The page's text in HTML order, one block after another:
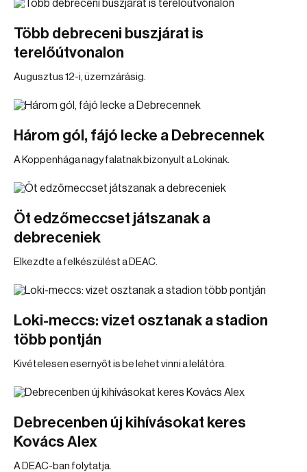
Több debreceni buszjárat is
terelőútvonalon
Augusztus 12-i, üzemzárásig.
Három gól, fájó lecke a Debrecennek
A Koppenhága nagy falatnak bizonyult a Lokinak.
Öt edzőmeccset játszanak a
debreceniek
Elkezdte a felkészülést a DEAC.
Loki-meccs: vizet osztanak a stadion
több pontján
Kivételesen esernyőt is be lehet vinni a lelátóra.
Debrecenben új kihívásokat keres
Kovács Alex
A DEAC-ban folytatja.